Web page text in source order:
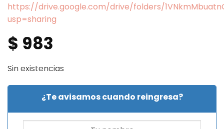
https://drive.google.com/drive/folders/
usp=sharing
$ 983
Sin existencias
¿Te avisamos cuando reingresa?